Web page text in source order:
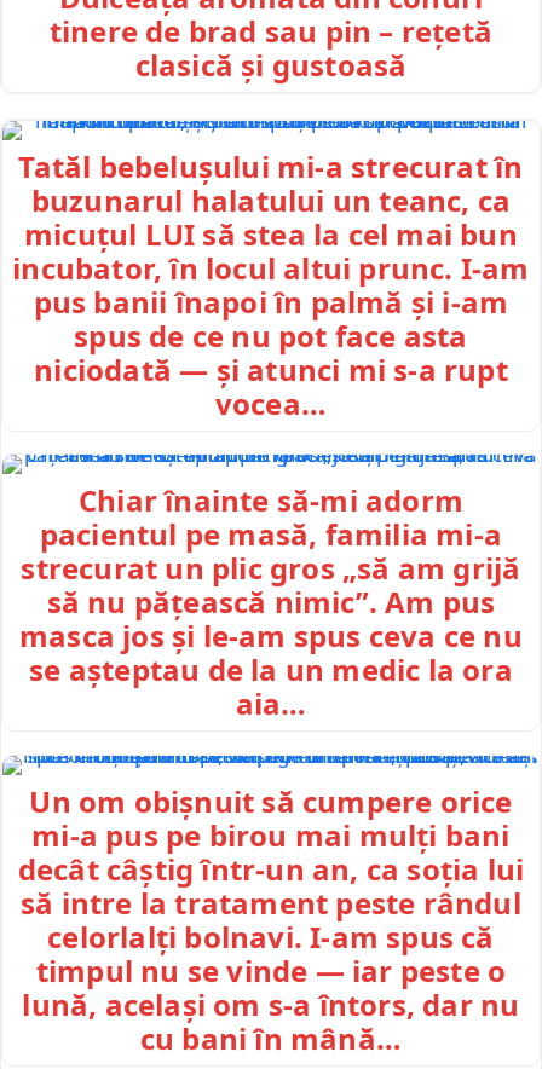
tinere de brad sau pin – rețetă
clasică și gustoasă
Tatăl bebelușului mi-a strecurat în
buzunarul halatului un teanc, ca
micuțul LUI să stea la cel mai bun
incubator, în locul altui prunc. I-am
pus banii înapoi în palmă și i-am
spus de ce nu pot face asta
niciodată — și atunci mi s-a rupt
vocea…
Chiar înainte să-mi adorm
pacientul pe masă, familia mi-a
strecurat un plic gros „să am grijă
să nu pățească nimic”. Am pus
masca jos și le-am spus ceva ce nu
se așteptau de la un medic la ora
aia…
Un om obișnuit să cumpere orice
mi-a pus pe birou mai mulți bani
decât câștig într-un an, ca soția lui
să intre la tratament peste rândul
celorlalți bolnavi. I-am spus că
timpul nu se vinde — iar peste o
lună, același om s-a întors, dar nu
cu bani în mână…